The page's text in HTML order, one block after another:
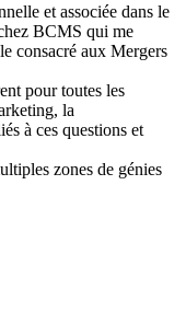
et associée dans le
BCMS qui me
consacré aux Mergers
pour toutes les
la
à ces questions et
zones de génies